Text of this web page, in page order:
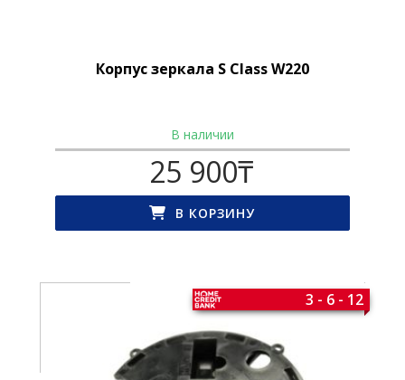
Корпус зеркала S Class W220
В наличии
25 900₸
В КОРЗИНУ
3 - 6 - 12